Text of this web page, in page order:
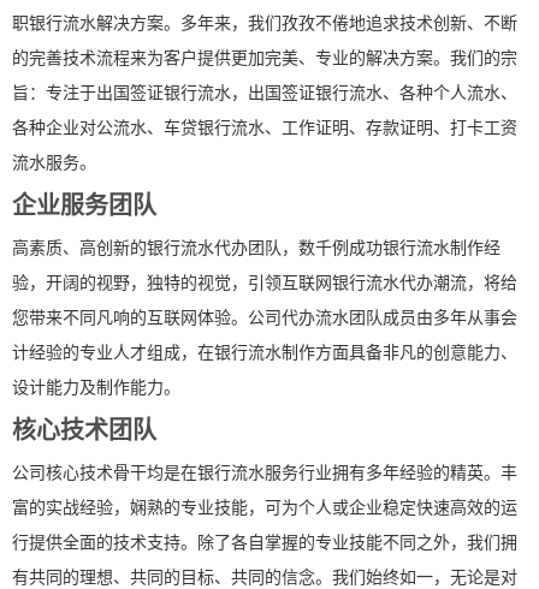
职银行流水解决方案。多年来，我们孜孜不倦地追求技术创新、不断
的完善技术流程来为客户提供更加完美、专业的解决方案。我们的宗
旨：专注于出国签证银行流水，出国签证银行流水、各种个人流水、
各种企业对公流水、车贷银行流水、工作证明、存款证明、打卡工资
流水服务。
企业服务团队
高素质、高创新的银行流水代办团队，数千例成功银行流水制作经
验，开阔的视野，独特的视觉，引领互联网银行流水代办潮流，将给
您带来不同凡响的互联网体验。公司代办流水团队成员由多年从事会
计经验的专业人才组成，在银行流水制作方面具备非凡的创意能力、
设计能力及制作能力。
核心技术团队
公司核心技术骨干均是在银行流水服务行业拥有多年经验的精英。丰
富的实战经验，娴熟的专业技能，可为个人或企业稳定快速高效的运
行提供全面的技术支持。除了各自掌握的专业技能不同之外，我们拥
有共同的理想、共同的目标、共同的信念。我们始终如一，无论是对